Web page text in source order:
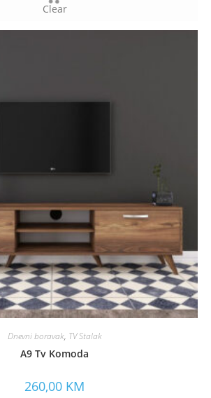
Clear
Dnevni boravak, TV Stalak
A9 Tv Komoda
260,00 KM